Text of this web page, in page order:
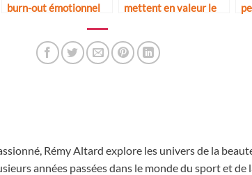
burn-out émotionnel
mettent en valeur le
Rémy Altard explore les univers de la
années passées dans le monde du sport et